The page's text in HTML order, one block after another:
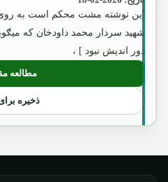
این نوشته مشت محکم است به
شهید سردار محمد داودخان که
دور اندیش نبود ] ،
مطالعه:
ذخیره